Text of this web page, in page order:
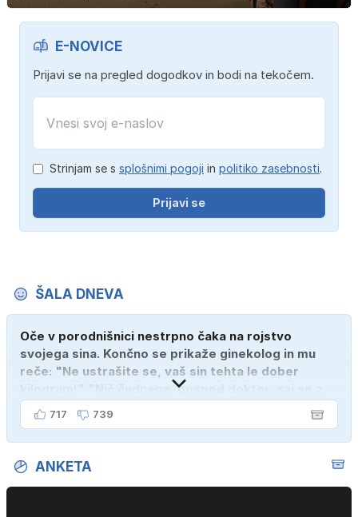
E-NOVICE
Prijavi se na pregled dogodkov in bodi na tekočem.
Strinjam se s splošnimi pogoji in politiko zasebnosti.
Prijavi se
ŠALA DNEVA
Oče v porodnišnici nestrpno čaka na rojstvo
svojega sina. Končno se prikaže ginekolog in mu
reče: "Ne ustrašite se, vaš sin tehta le dober
kilogram!" "Nič čudnega, gospod doktor, saj se z
ženo poznava šele tri mesece."
717 739
ANKETA